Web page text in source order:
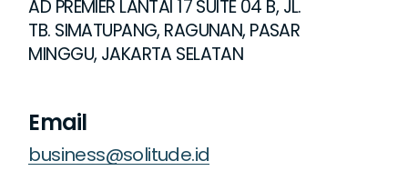
AD PREMIER LANTAI 17 SUITE 04 B, JL.
TB. SIMATUPANG, RAGUNAN, PASAR
MINGGU, JAKARTA SELATAN
Email
business@solitude.id